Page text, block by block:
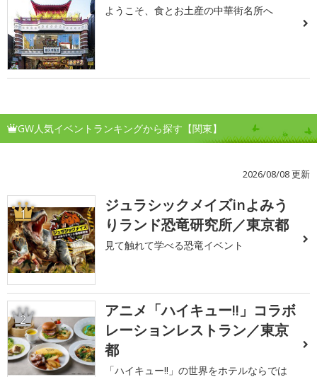
ようこそ、食とお土産の中華街名所へ
GW人気イベントランキングから探す【関東】
2026/08/08 更新
1
ジュラシックメイズinよみう
りランド恐竜研究所／東京都
見て触れて学べる恐竜イベント
2
アニメ「ハイキュー!!」コラボ
レーションレストラン／東京
都
「ハイキュー!!」の世界をホテルならでは